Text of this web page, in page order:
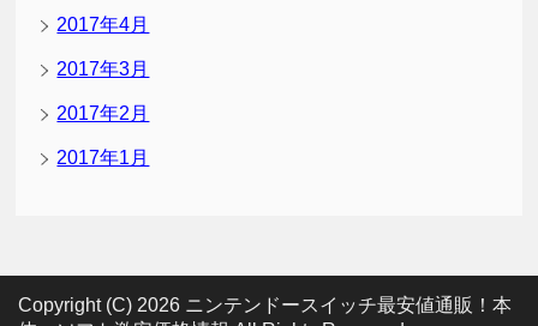
2017年4月
2017年3月
2017年2月
2017年1月
Copyright (C) 2026 ニンテンドースイッチ最安値通販！本